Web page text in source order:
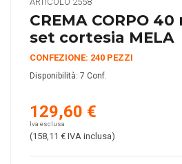
CREMA CORPO 40
set cortesia MELA
CONFEZIONE: 240 PEZZI
Disponibilità: 7 Conf.
129,60 €
Iva esclusa
(158,11 € IVA inclusa)